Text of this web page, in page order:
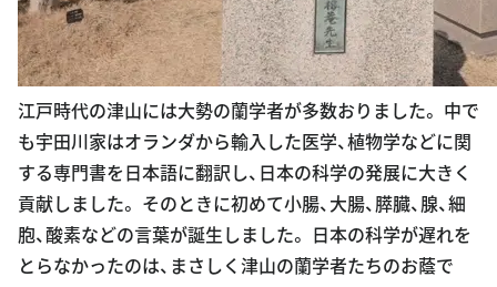
江戸時代の津山には大勢の蘭学者が多数おりました。 中で
も宇田川家はオランダから輸入した医学、植物学などに関
する専門書を日本語に翻訳し、日本の科学の発展に大きく
貢献しました。 そのときに初めて小腸、大腸、膵臓、腺、細
胞、酸素などの言葉が誕生しました。 日本の科学が遅れを
とらなかったのは、まさしく津山の蘭学者たちのお蔭で